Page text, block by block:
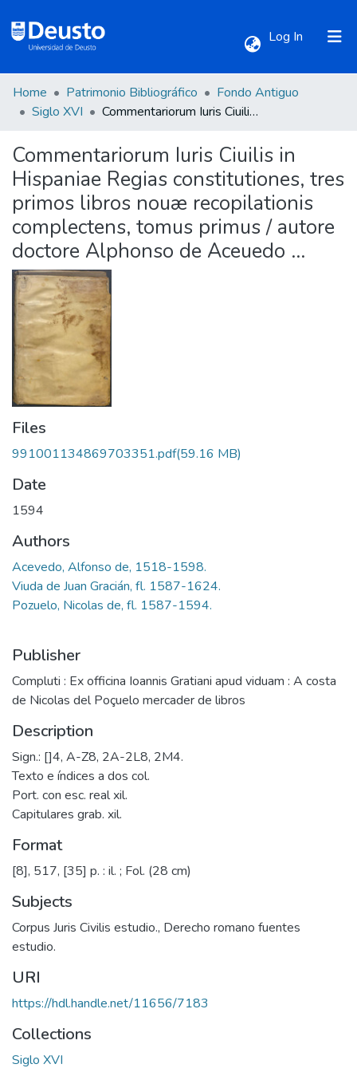
Log In (current)
Communities & Collections
All of DSpace
Statistics
Home Patrimonio Bibliográfico
Fondo Antiguo
Siglo XVI
Commentariorum Iuris Ciuilis in Hispaniae Regias constitutiones, tres primos libros nouæ recopilationis complectens, tomus primus / autore doctore Alphonso de Aceuedo ...
Commentariorum Iuris Ciuilis in
Hispaniae Regias constitutiones, tres
primos libros nouæ recopilationis
complectens, tomus primus / autore
doctore Alphonso de Aceuedo ...
Files
991001134869703351.pdf(59.16 MB)
Date
1594
Authors
Acevedo, Alfonso de, 1518-1598.
Viuda de Juan Gracián, fl. 1587-1624.
Pozuelo, Nicolas de, fl. 1587-1594.
Publisher
Compluti : Ex officina Ioannis Gratiani apud viduam : A costa
de Nicolas del Poçuelo mercader de libros
Description
Sign.: []4, A-Z8, 2A-2L8, 2M4.
Texto e índices a dos col.
Port. con esc. real xil.
Capitulares grab. xil.
Format
[8], 517, [35] p. : il. ; Fol. (28 cm)
Subjects
Corpus Juris Civilis estudio., Derecho romano fuentes
estudio.
URI
https://hdl.handle.net/11656/7183
Collections
Siglo XVI